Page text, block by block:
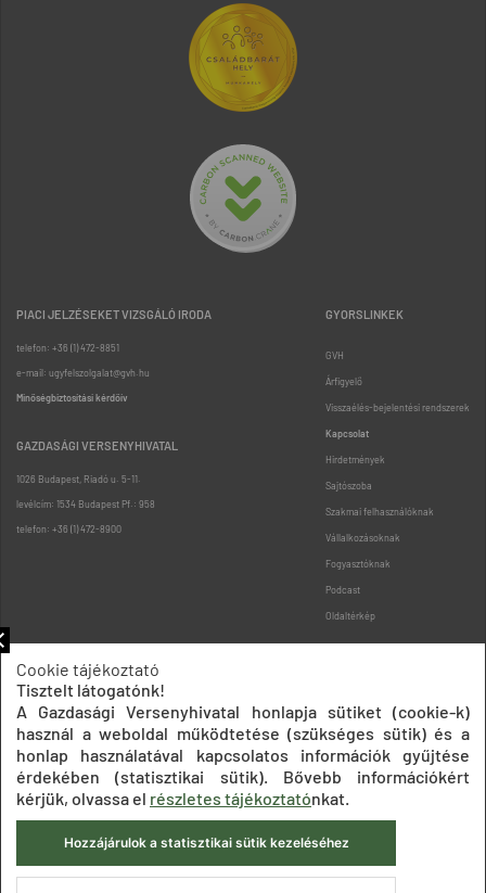
PIACI JELZÉSEKET VIZSGÁLÓ IRODA
telefon: +36 (1) 472-8851
e-mail: ugyfelszolgalat@gvh.hu
Minőségbiztosítási kérdőív
GAZDASÁGI VERSENYHIVATAL
1026 Budapest, Riadó u. 5-11.
levélcím: 1534 Budapest Pf.: 958
telefon: +36 (1) 472-8900
GYORSLINKEK
GVH
Árfigyelő
Visszaélés-bejelentési rendszerek
Kapcsolat
Hirdetmények
Sajtószoba
Szakmai felhasználóknak
Vállalkozásoknak
Fogyasztóknak
Podcast
Oldaltérkép
Impresszum Adatkezelési tájékoztatók
Akadálymentesítési nyilatkozat
Közadatkereső
Süti beállítások ÁSZF
© 2020 Gazdasági Versenyhivatal
Cookie tájékoztató
Tisztelt látogatónk!
A Gazdasági Versenyhivatal honlapja sütiket (cookie-k)
használ a weboldal működtetése (szükséges sütik) és a
honlap használatával kapcsolatos információk gyűjtése
érdekében (statisztikai sütik). Bővebb információkért
kérjük, olvassa el részletes tájékoztatónkat.
Hozzájárulok a statisztikai sütik kezeléséhez